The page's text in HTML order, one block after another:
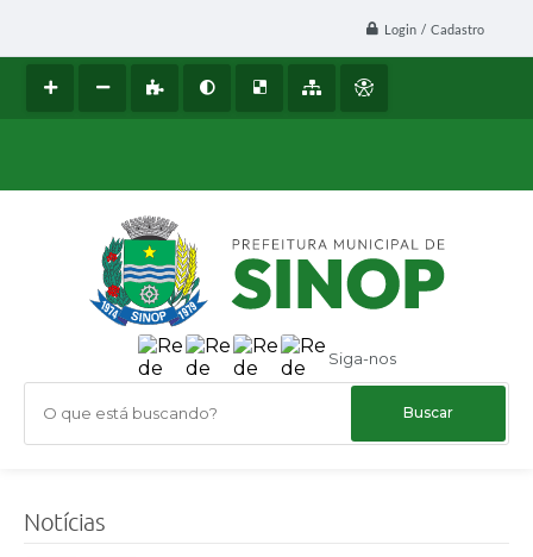
Login / Cadastro
Siga-nos
O que está buscando?
Notícias